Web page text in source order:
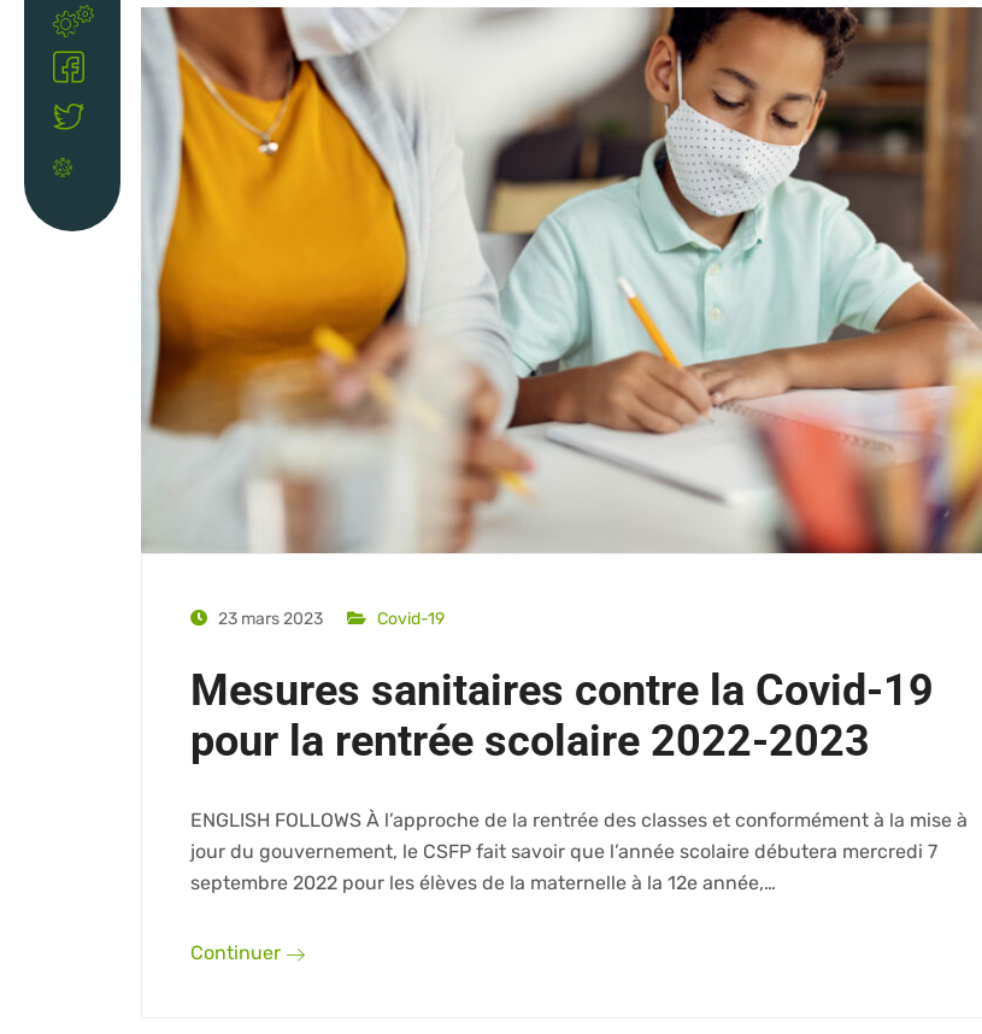
Intranet
Facebook
23 mars 2023 Covid-19
Mesures sanitaires contre la Covid-19
pour la rentrée scolaire 2022-2023
ENGLISH FOLLOWS À l’approche de la rentrée des classes et conformément à la mise à
jour du gouvernement, le CSFP fait savoir que l’année scolaire débutera mercredi 7
septembre 2022 pour les élèves de la maternelle à la 12e année,…
Continuer